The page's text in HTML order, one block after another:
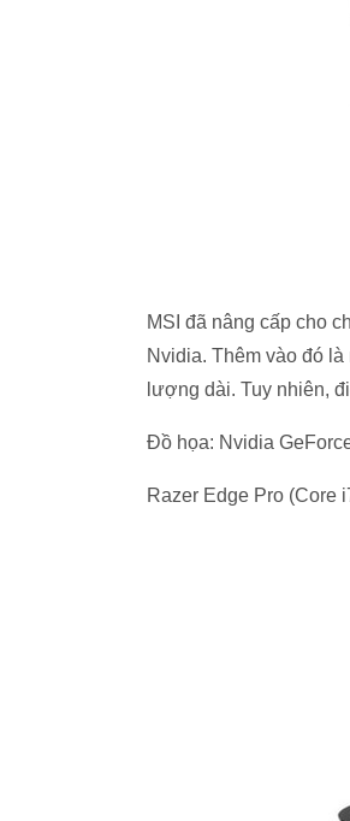
MSI đã nâng cấp cho
Nvidia. Thêm vào đó
lượng dài. Tuy nhiên,
Đồ họa: Nvidia
Razer Edge Pro (Core